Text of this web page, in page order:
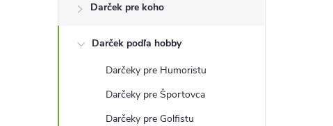
n
Darček pre koho
Darček podľa hobby
Darčeky pre Humoristu
Darčeky pre Športovca
Darčeky pre Golfistu